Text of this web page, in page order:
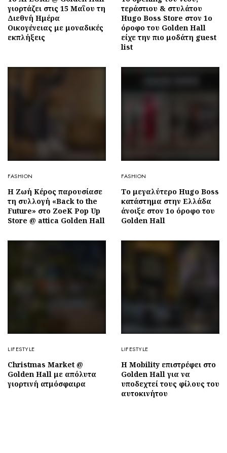
γιορτάζει στις 15 Μαΐου τη
Διεθνή Ημέρα
Οικογένειας με μοναδικές
εκπλήξεις
τεράστιου & στυλάτου
Hugo Boss Store στον 1ο
όροφο του Golden Hall
είχε την πιο μοδάτη guest
list
FASHION
Η Ζωή Κέρος παρουσίασε
τη συλλογή «Back to the
Future» στο ZoeK Pop Up
Store @ attica Golden Hall
FASHION
Το μεγαλύτερο Hugo Boss
κατάστημα στην Ελλάδα
άνοιξε στον 1ο όροφο του
Golden Hall
LIFESTYLE
Christmas Market @
Golden Hall με απόλυτα
γιορτινή ατμόσφαιρα
LIFESTYLE
Η Mobility επιστρέφει στο
Golden Hall για να
υποδεχτεί τους φίλους του
αυτοκινήτου